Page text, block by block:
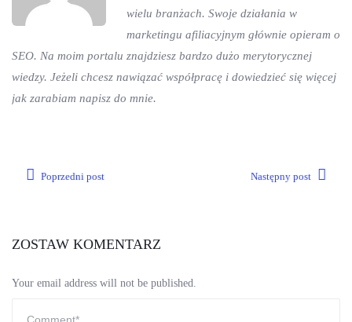
wielu branżach. Swoje działania w
marketingu afiliacyjnym głównie opieram o
SEO. Na moim portalu znajdziesz bardzo dużo merytorycznej
wiedzy. Jeżeli chcesz nawiązać współpracę i dowiedzieć się więcej
jak zarabiam napisz do mnie.
Poprzedni post Następny post
ZOSTAW KOMENTARZ
Your email address will not be published.